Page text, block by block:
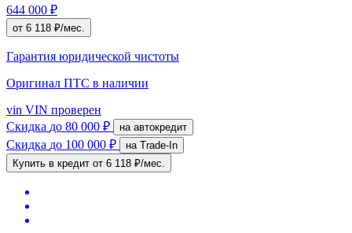
644 000 ₽
от 6 118 ₽/мес.
Гарантия юридической чистоты
Оригинал ПТС в наличии
vin VIN проверен
Скидка до 80 000 ₽ на автокредит
Скидка до 100 000 ₽
на Trade-In
Купить в кредит от 6 118 ₽/мес.